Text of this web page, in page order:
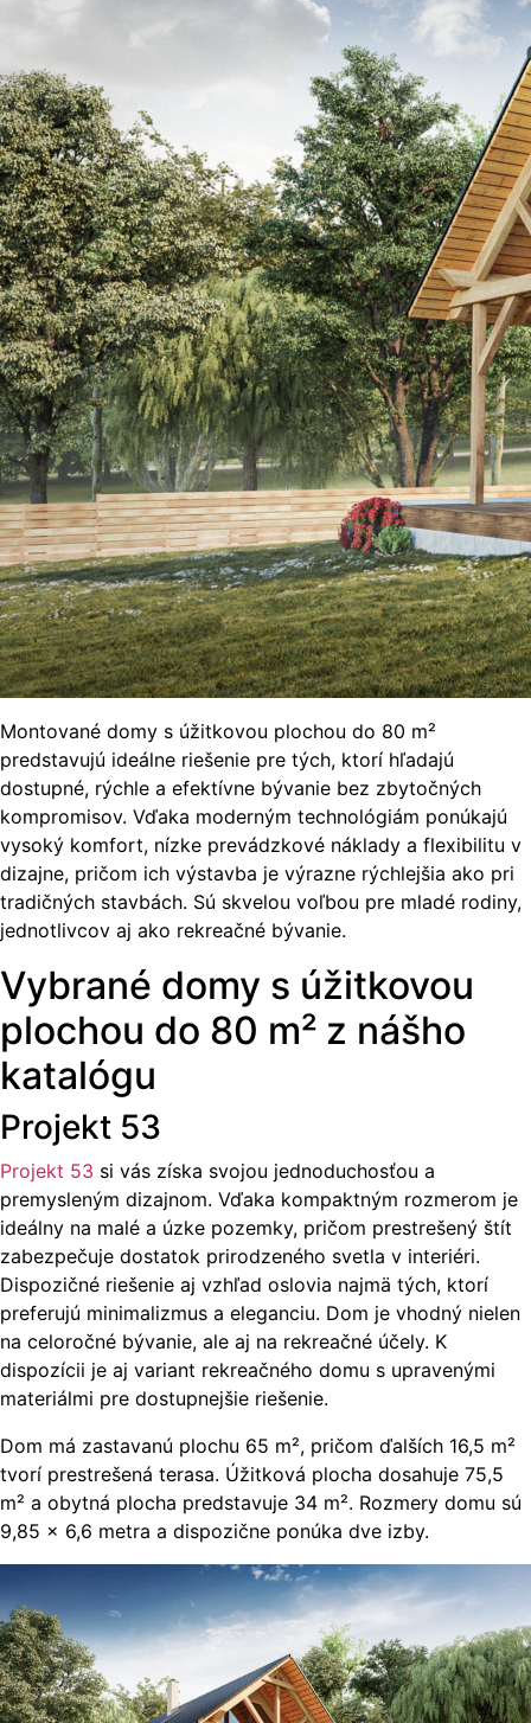
Montované domy s úžitkovou plochou do 80 m²
predstavujú ideálne riešenie pre tých, ktorí hľadajú
dostupné, rýchle a efektívne bývanie bez zbytočných
kompromisov. Vďaka moderným technológiám ponúkajú
vysoký komfort, nízke prevádzkové náklady a flexibilitu v
dizajne, pričom ich výstavba je výrazne rýchlejšia ako pri
tradičných stavbách. Sú skvelou voľbou pre mladé rodiny,
jednotlivcov aj ako rekreačné bývanie.
Vybrané domy s úžitkovou
plochou do 80 m² z nášho
katalógu
Projekt 53
Projekt 53 si vás získa svojou jednoduchosťou a
premysleným dizajnom. Vďaka kompaktným rozmerom je
ideálny na malé a úzke pozemky, pričom prestrešený štít
zabezpečuje dostatok prirodzeného svetla v interiéri.
Dispozičné riešenie aj vzhľad oslovia najmä tých, ktorí
preferujú minimalizmus a eleganciu. Dom je vhodný nielen
na celoročné bývanie, ale aj na rekreačné účely. K
dispozícii je aj variant rekreačného domu s upravenými
materiálmi pre dostupnejšie riešenie.
Dom má zastavanú plochu 65 m², pričom ďalších 16,5 m²
tvorí prestrešená terasa. Úžitková plocha dosahuje 75,5
m² a obytná plocha predstavuje 34 m². Rozmery domu sú
9,85 × 6,6 metra a dispozične ponúka dve izby.